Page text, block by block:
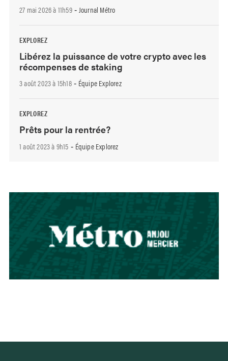
27 mai 2026 à 11h59- Journal Métro
EXPLOREZ
Libérez la puissance de votre crypto avec les
récompenses de staking
3 août 2023 à 15h18- Équipe Explorez
EXPLOREZ
Prêts pour la rentrée?
1 août 2023 à 9h15 - Équipe Explorez